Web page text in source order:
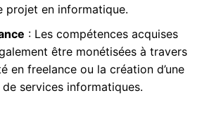
projet en informatique.
: Les compétences acquises
être monétisées à travers
en freelance ou la création d’une
services informatiques.